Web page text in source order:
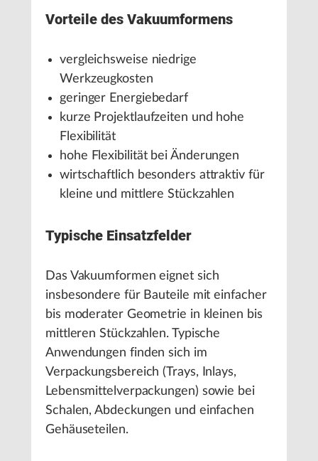
Vorteile des Vakuumformens
vergleichsweise niedrige
Werkzeugkosten
geringer Energiebedarf
kurze Projektlaufzeiten und hohe
Flexibilität
hohe Flexibilität bei Änderungen
wirtschaftlich besonders attraktiv für
kleine und mittlere Stückzahlen
Typische Einsatzfelder
Das Vakuumformen eignet sich
insbesondere für Bauteile mit einfacher
bis moderater Geometrie in kleinen bis
mittleren Stückzahlen. Typische
Anwendungen finden sich im
Verpackungsbereich (Trays, Inlays,
Lebensmittelverpackungen) sowie bei
Schalen, Abdeckungen und einfachen
Gehäuseteilen.